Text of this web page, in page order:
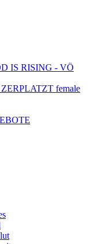
IS RISING - VÖ
female